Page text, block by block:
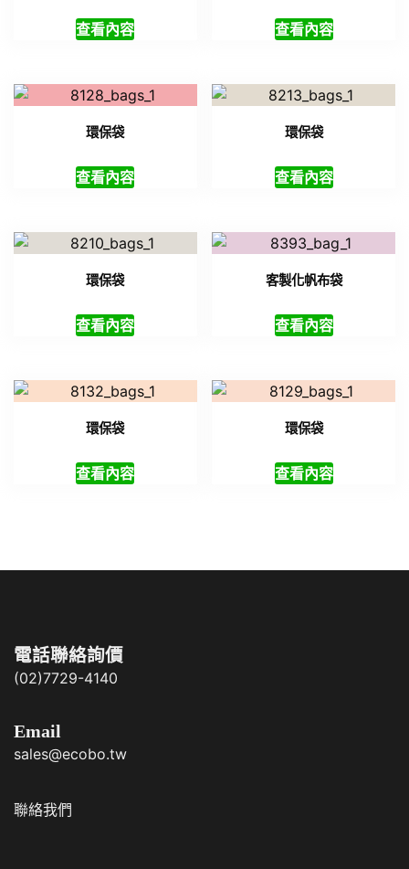
查看內容 查看內容
環保袋
查看內容
環保袋
查看內容
環保袋
查看內容
客製化帆布袋
查看內容
環保袋
查看內容
環保袋
查看內容
電話聯絡詢價
(02)7729-4140
Email
sales@ecobo.tw
聯絡我們